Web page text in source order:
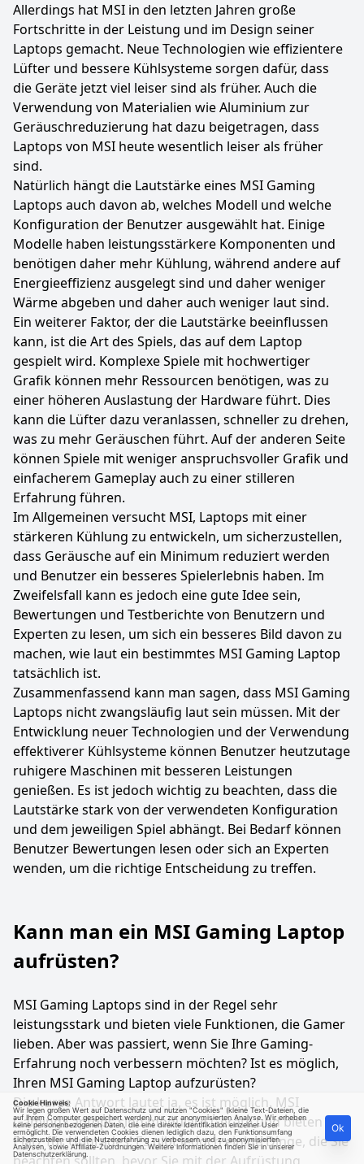
Allerdings hat MSI in den letzten Jahren große
Fortschritte in der Leistung und im Design seiner
Laptops gemacht. Neue Technologien wie effizientere
Lüfter und bessere Kühlsysteme sorgen dafür, dass
die Geräte jetzt viel leiser sind als früher. Auch die
Verwendung von Materialien wie Aluminium zur
Geräuschreduzierung hat dazu beigetragen, dass
Laptops von MSI heute wesentlich leiser als früher
sind.
Natürlich hängt die Lautstärke eines MSI Gaming
Laptops auch davon ab, welches Modell und welche
Konfiguration der Benutzer ausgewählt hat. Einige
Modelle haben leistungsstärkere Komponenten und
benötigen daher mehr Kühlung, während andere auf
Energieeffizienz ausgelegt sind und daher weniger
Wärme abgeben und daher auch weniger laut sind.
Ein weiterer Faktor, der die Lautstärke beeinflussen
kann, ist die Art des Spiels, das auf dem Laptop
gespielt wird. Komplexe Spiele mit hochwertiger
Grafik können mehr Ressourcen benötigen, was zu
einer höheren Auslastung der Hardware führt. Dies
kann die Lüfter dazu veranlassen, schneller zu drehen,
was zu mehr Geräuschen führt. Auf der anderen Seite
können Spiele mit weniger anspruchsvoller Grafik und
einfacherem Gameplay auch zu einer stilleren
Erfahrung führen.
Im Allgemeinen versucht MSI, Laptops mit einer
stärkeren Kühlung zu entwickeln, um sicherzustellen,
dass Geräusche auf ein Minimum reduziert werden
und Benutzer ein besseres Spielerlebnis haben. Im
Zweifelsfall kann es jedoch eine gute Idee sein,
Bewertungen und Testberichte von Benutzern und
Experten zu lesen, um sich ein besseres Bild davon zu
machen, wie laut ein bestimmtes MSI Gaming Laptop
tatsächlich ist.
Zusammenfassend kann man sagen, dass MSI Gaming
Laptops nicht zwangsläufig laut sein müssen. Mit der
Entwicklung neuer Technologien und der Verwendung
effektiverer Kühlsysteme können Benutzer heutzutage
ruhigere Maschinen mit besseren Leistungen
genießen. Es ist jedoch wichtig zu beachten, dass die
Lautstärke stark von der verwendeten Konfiguration
und dem jeweiligen Spiel abhängt. Bei Bedarf können
Benutzer Bewertungen lesen oder sich an Experten
wenden, um die richtige Entscheidung zu treffen.
Kann man ein MSI Gaming Laptop
aufrüsten?
MSI Gaming Laptops sind in der Regel sehr
leistungsstark und bieten viele Funktionen, die Gamer
lieben. Aber was passiert, wenn Sie Ihre Gaming-
Erfahrung noch verbessern möchten? Ist es möglich,
Ihren MSI Gaming Laptop aufzurüsten?
Die kurze Antwort lautet ja, es ist möglich. MSI
Gaming Laptops sind modulare Geräte und bieten
Platz für Upgrades. Es gibt jedoch einige Dinge, die Sie
Cookie Hinweis:
Wir legen großen Wert auf Datenschutz und nutzen "Cookies" (kleine Text-Dateien, die
auf Ihrem Computer gespeichert werden) nur zur anonymisierten Analyse. Wir erheben
keine personenbezogenen Daten, die eine direkte Identifikation einzelner User
ermöglicht. Die verwendeten Cookies dienen lediglich dazu, den Funktionsumfang
sicherzustellen und die Nutzererfahrung zu verbessern und zu anonymisierten
Analysen, sowie Affiliate-Zuordnungen. Weitere Informationen finden Sie in unserer
Datenschutzerklärung
Ok